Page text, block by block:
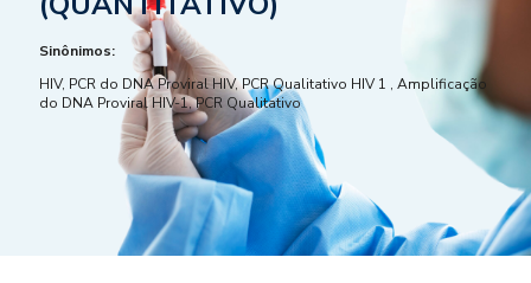
Sinônimos:
HIV, PCR do DNA Proviral HIV, PCR Qualitativo HIV 1 , Amplificação
do DNA Proviral HIV-1, PCR Qualitativo